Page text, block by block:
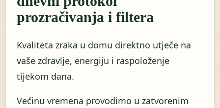
prozračivanja i filtera
Kvaliteta zraka u domu direktno utječe na
vaše zdravlje, energiju i raspoloženje
tijekom dana.
Većinu vremena provodimo u zatvorenim